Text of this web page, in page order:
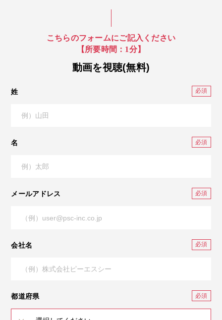
こちらのフォームにご記入ください
【所要時間：1分】
動画を視聴(無料)
姓
名
メールアドレス
会社名
都道府県